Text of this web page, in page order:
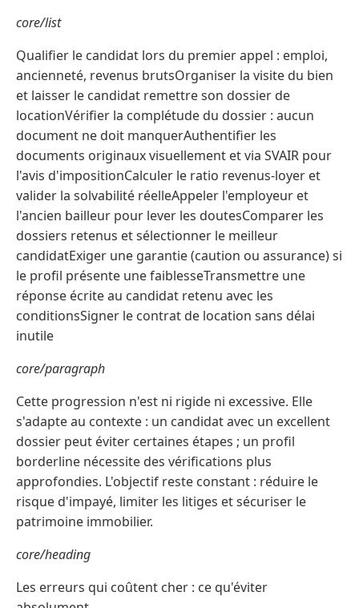
core/list
Qualifier le candidat lors du premier appel : emploi,
ancienneté, revenus brutsOrganiser la visite du bien
et laisser le candidat remettre son dossier de
locationVérifier la complétude du dossier : aucun
document ne doit manquerAuthentifier les
documents originaux visuellement et via SVAIR pour
l'avis d'impositionCalculer le ratio revenus-loyer et
valider la solvabilité réelleAppeler l'employeur et
l'ancien bailleur pour lever les doutesComparer les
dossiers retenus et sélectionner le meilleur
candidatExiger une garantie (caution ou assurance) si
le profil présente une faiblesseTransmettre une
réponse écrite au candidat retenu avec les
conditionsSigner le contrat de location sans délai
inutile
core/paragraph
Cette progression n'est ni rigide ni excessive. Elle
s'adapte au contexte : un candidat avec un excellent
dossier peut éviter certaines étapes ; un profil
borderline nécessite des vérifications plus
approfondies. L'objectif reste constant : réduire le
risque d'impayé, limiter les litiges et sécuriser le
patrimoine immobilier.
core/heading
Les erreurs qui coûtent cher : ce qu'éviter